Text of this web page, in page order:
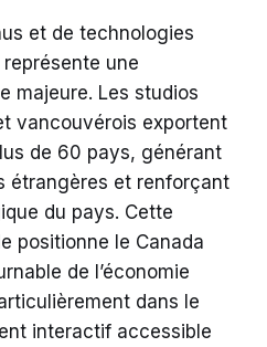
et de technologies
une
majeure. Les studios
vancouvérois exportent
de 60 pays, générant
étrangères et renforçant
du pays. Cette
positionne le Canada
de l’économie
dans le
interactif accessible